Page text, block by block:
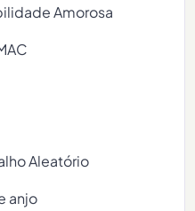
Amorosa
Aleatório
anjo